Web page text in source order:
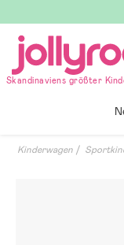
till
innehållet
Skandinaviens größter
Kinderwagen